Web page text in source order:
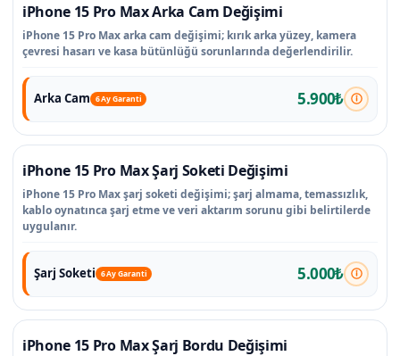
iPhone 15 Pro Max Arka Cam Değişimi
iPhone 15 Pro Max arka cam değişimi; kırık arka yüzey, kamera
çevresi hasarı ve kasa bütünlüğü sorunlarında değerlendirilir.
Arka Cam 6 Ay Garanti 5.900₺
iPhone 15 Pro Max Şarj Soketi Değişimi
iPhone 15 Pro Max şarj soketi değişimi; şarj almama, temassızlık,
kablo oynatınca şarj etme ve veri aktarım sorunu gibi belirtilerde
uygulanır.
Şarj Soketi 6 Ay Garanti 5.000₺
iPhone 15 Pro Max Şarj Bordu Değişimi